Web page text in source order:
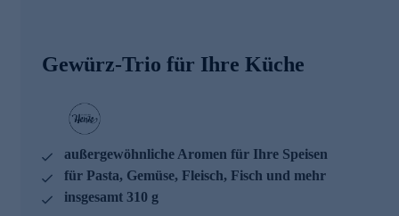
Gewürz-Trio für Ihre Küche
außergewöhnliche Aromen für Ihre Speisen
für Pasta, Gemüse, Fleisch, Fisch und mehr
insgesamt 310 g